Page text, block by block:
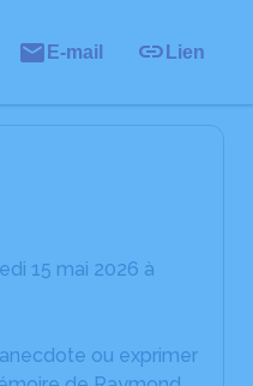
E-mail Lien
15 mai 2026 à
ou exprimer